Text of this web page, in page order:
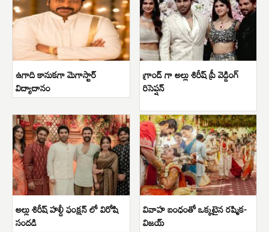
ఉగాది కానుకగా మెగాస్టార్
విద్యాదానం
గ్రాండ్ గా అల్లు శిరీష్ ప్రీ వెడ్డింగ్
రిసెప్షన్
అల్లు శిరీష్ హల్దీ ఫంక్షన్ లో విరోషి
సందడి
వివాహ బంధంతో ఒక్కటైన రష్మిక-
విజయ్